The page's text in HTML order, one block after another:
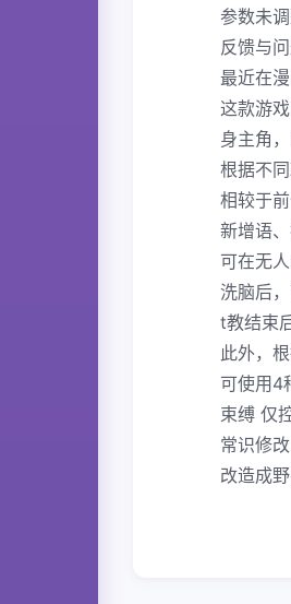
参数未
反馈与
最近在
这款游
身主角
根据不
相较于
新增语
可在无
洗脑后
t教结束
此外，
可使用4
束缚 仅
常识修
改造成